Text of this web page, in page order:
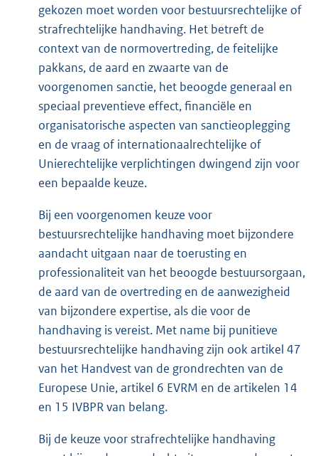
gekozen moet worden voor bestuursrechtelijke of
strafrechtelijke handhaving. Het betreft de
context van de normovertreding, de feitelijke
pakkans, de aard en zwaarte van de
voorgenomen sanctie, het beoogde generaal en
speciaal preventieve effect, financiële en
organisatorische aspecten van sanctieoplegging
en de vraag of internationaalrechtelijke of
Unierechtelijke verplichtingen dwingend zijn voor
een bepaalde keuze.
Bij een voorgenomen keuze voor
bestuursrechtelijke handhaving moet bijzondere
aandacht uitgaan naar de toerusting en
professionaliteit van het beoogde bestuursorgaan,
de aard van de overtreding en de aanwezigheid
van bijzondere expertise, als die voor de
handhaving is vereist. Met name bij punitieve
bestuursrechtelijke handhaving zijn ook artikel 47
van het Handvest van de grondrechten van de
Europese Unie, artikel 6 EVRM en de artikelen 14
en 15 IVBPR van belang.
Bij de keuze voor strafrechtelijke handhaving